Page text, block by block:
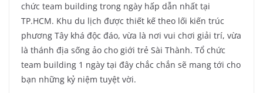
chức team building trong ngày hấp dẫn nhất tại
TP.HCM. Khu du lịch được thiết kế theo lối kiến trúc
phương Tây khá độc đáo, vừa là nơi vui chơi giải trí, vừa
là thánh địa sống ảo cho giới trẻ Sài Thành. Tổ chức
team building 1 ngày tại đây chắc chắn sẽ mang tới cho
bạn những kỷ niệm tuyệt vời.